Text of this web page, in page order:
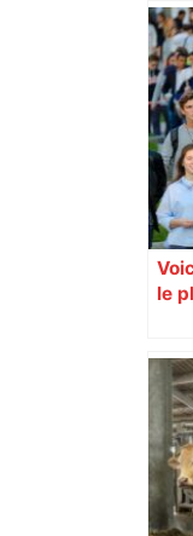
La
de
le